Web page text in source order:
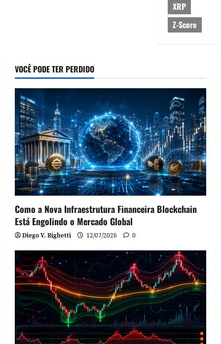
XRP
Z-Score
VOCÊ PODE TER PERDIDO
Como a Nova Infraestrutura Financeira Blockchain
Está Engolindo o Mercado Global
Diego V. Righetti 12/07/2026 0